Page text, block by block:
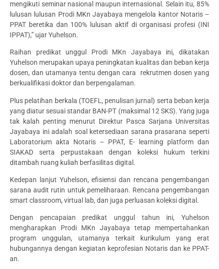
mengikuti seminar nasional maupun internasional. Selain itu, 85%
lulusan lulusan Prodi MKn Jayabaya mengelola kantor Notaris –
PPAT beretika dan 100% lulusan aktif di organisasi profesi (INI
IPPAT),” ujar Yuhelson.
Raihan predikat unggul Prodi MKn Jayabaya ini, dikatakan
Yuhelson merupakan upaya peningkatan kualitas dan beban kerja
dosen, dan utamanya tentu dengan cara rekrutmen dosen yang
berkualifikasi doktor dan berpengalaman.
Plus pelatihan berkala (TOEFL, penulisan jurnal) serta beban kerja
yang diatur sesuai standar BAN-PT (maksimal 12 SKS). Yang juga
tak kalah penting menurut Direktur Pasca Sarjana Universitas
Jayabaya ini adalah soal ketersediaan sarana prasarana seperti
Laboratorium akta Notaris – PPAT, E- learning platform dan
SIAKAD serta perpustakaan dengan koleksi hukum terkini
ditambah ruang kuliah berfasilitas digital.
Kedepan lanjut Yuhelson, efisiensi dan rencana pengembangan
sarana audit rutin untuk pemeliharaan. Rencana pengembangan
smart classroom, virtual lab, dan juga perluasan koleksi digital.
Dengan pencapaian predikat unggul tahun ini, Yuhelson
mengharapkan Prodi MKn Jayabaya tetap mempertahankan
program unggulan, utamanya terkait kurikulum yang erat
hubungannya dengan kegiatan keprofesian Notaris dan ke PPAT-
an.